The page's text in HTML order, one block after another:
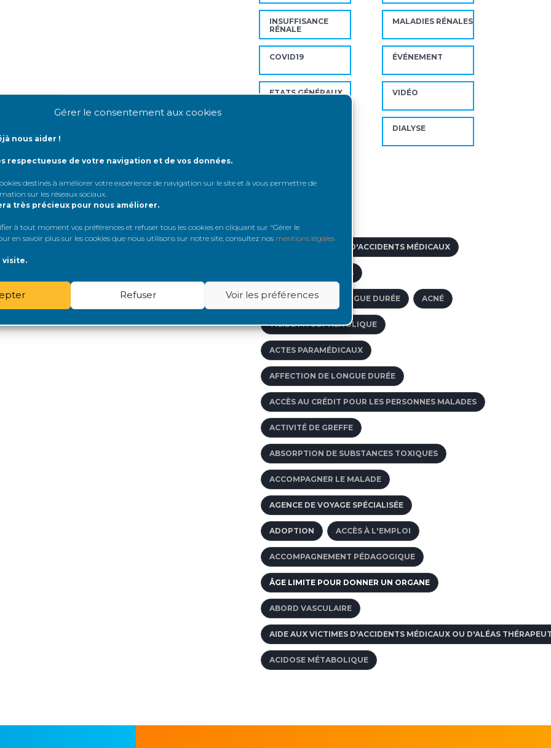
Gérer le consentement aux cookies
nous aider !
respectueuse de votre navigation et de vos données.
destinés à améliorer votre expérience de navigation sur le site et à vous permettre de
sur les réseaux sociaux
très précieux pour nous améliorer.
à tout moment vos préférences et refuser tous les cookies en cliquant sur "Gérer le
en savoir plus sur les cookies que nous utilisons sur notre site, consultez nos mentions légales
visite.
Refuser Voir les préférences
INSUFFISANCE
RÉNALE
MALADIES RÉNALES
COVID19 ÉVÉNEMENT
ETATS GÉNÉRAUX
VIDÉO
DIALYSE
Mots-clés
AIDE AUX VICTIMES D'ACCIDENTS MÉDICAUX
ACCÈS VASCULAIRES
AFFECTIONS DE LONGUE DURÉE ACNÉ
'ACIDE MYCOPHÉNOLIQUE
ACTES PARAMÉDICAUX
AFFECTION DE LONGUE DURÉE
ACCÈS AU CRÉDIT POUR LES PERSONNES MALADES
ACTIVITÉ DE GREFFE
ABSORPTION DE SUBSTANCES TOXIQUES
ACCOMPAGNER LE MALADE
AGENCE DE VOYAGE SPÉCIALISÉE
ADOPTION ACCÈS À L'EMPLOI
ACCOMPAGNEMENT PÉDAGOGIQUE
ÂGE LIMITE POUR DONNER UN ORGANE
ABORD VASCULAIRE
AIDE AUX VICTIMES D'ACCIDENTS MÉDICAUX OU D'ALÉAS
ACIDOSE MÉTABOLIQUE